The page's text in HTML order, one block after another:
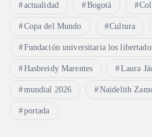
actualidad Bogotá
Copa del Mundo Cultura
Fundación universitaria los
Hasbreidy Marentes Laura
mundial 2026 Naidelith
portada